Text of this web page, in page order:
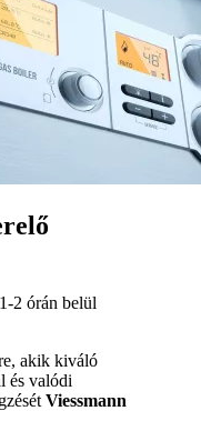
2 órán belül
akik kiváló
és valódi
Viessmann